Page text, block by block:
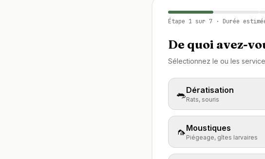
Étape 1 sur 7 · Durée
De quoi avez-
Sélectionnez le ou les
🐀Dératisation
Rats, souris
🦟Moustiques
Piégeage, gîtes larvaires